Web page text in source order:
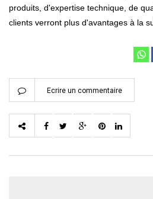
produits, d'expertise technique, de
clients verront plus d'avantages à la
Ecrire un commentaire